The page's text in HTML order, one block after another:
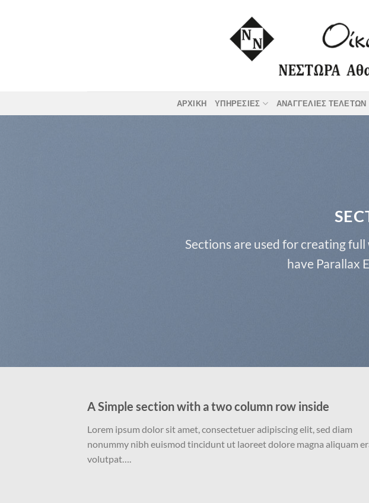
ΑΡΧΙΚΗ ΥΠΗΡΕΣΙΕΣ ΑΝΑΓΓΕΛΙΕΣ ΤΕΛΕΤΩΝ
Sections are used for creating
have Parallax
A Simple section with a two column row inside
Lorem ipsum dolor sit amet, consectetuer adipiscing elit, sed diam
nonummy nibh euismod tincidunt ut laoreet dolore magna aliquam
volutpat….